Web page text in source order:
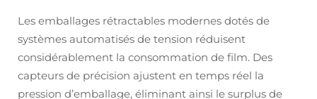
Les emballages rétractables modernes dotés de
systèmes automatisés de tension réduisent
considérablement la consommation de film. Des
capteurs de précision ajustent en temps réel la
pression d’emballage, éliminant ainsi le surplus de